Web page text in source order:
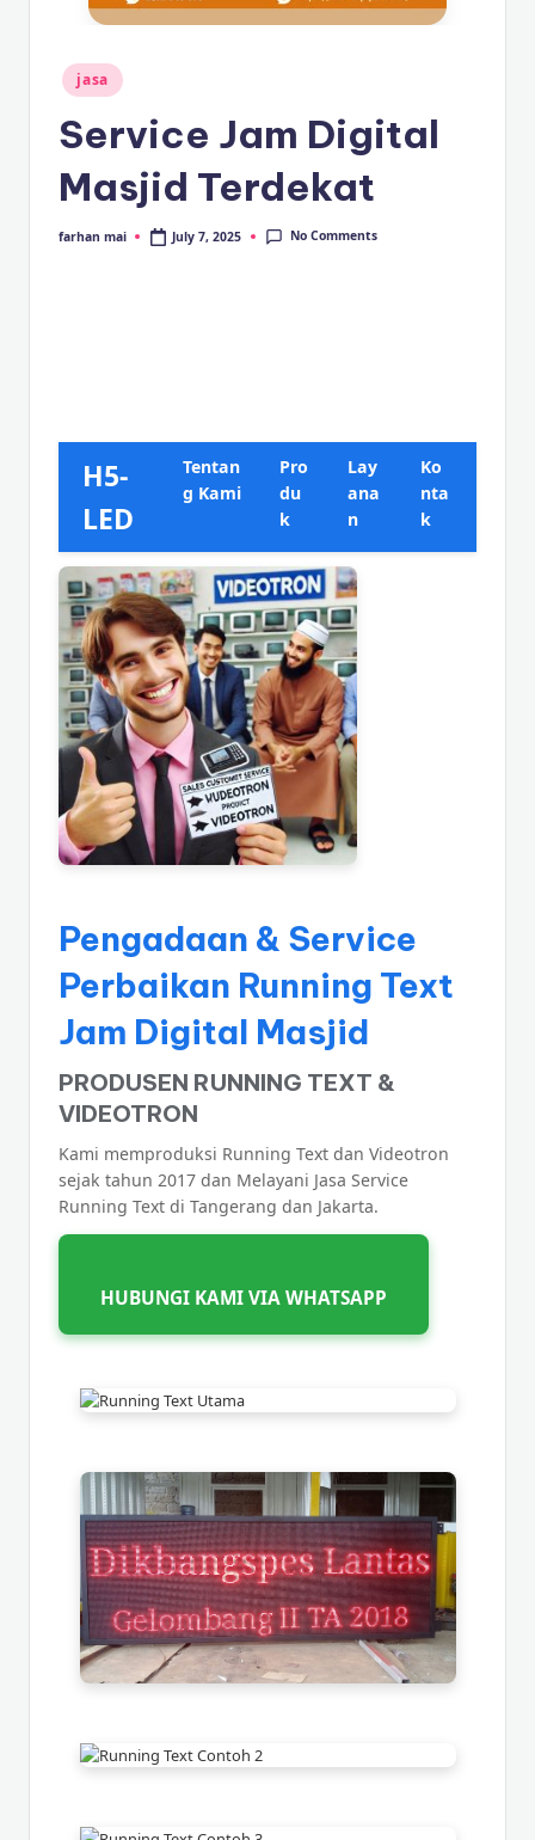
Posted
in
jasa
Service Jam Digital
Masjid Terdekat
Posted
farhan mai July 7, 2025 No Comments
H5-
LED
Tentan
g Kami
Pro
du
k
Lay
ana
n
Ko
nta
k
Pengadaan & Service
Perbaikan Running Text
Jam Digital Masjid
PRODUSEN RUNNING TEXT &
VIDEOTRON
Kami memproduksi Running Text dan Videotron
sejak tahun 2017 dan Melayani Jasa Service
Running Text di Tangerang dan Jakarta.
HUBUNGI KAMI VIA WHATSAPP